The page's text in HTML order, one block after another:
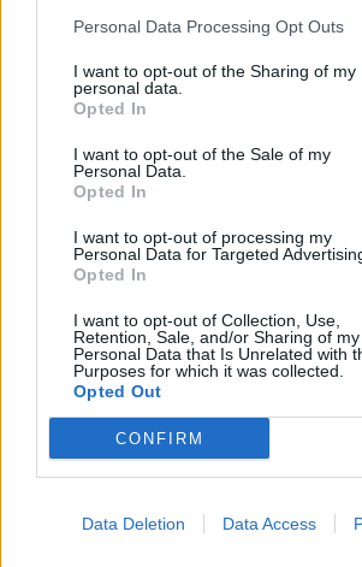
Personal Data Processing Opt Outs
I want to opt-out of the Sharing of my
personal data.
Opted In
I want to opt-out of the Sale of my
Personal Data.
Opted In
I want to opt-out of processing my
Personal Data for Targeted
Opted In
I want to opt-out of Collection, Use,
Retention, Sale, and/or Sharing of my
Personal Data that Is Unrelated with
Purposes for which it was collected.
Opted Out
CONFIRM
Data Deletion Data Access
ΠΟΛΙΤΙΚΗ
Πέτη Πέρκα: Η κλιματική
03/08/2026 - 10:27